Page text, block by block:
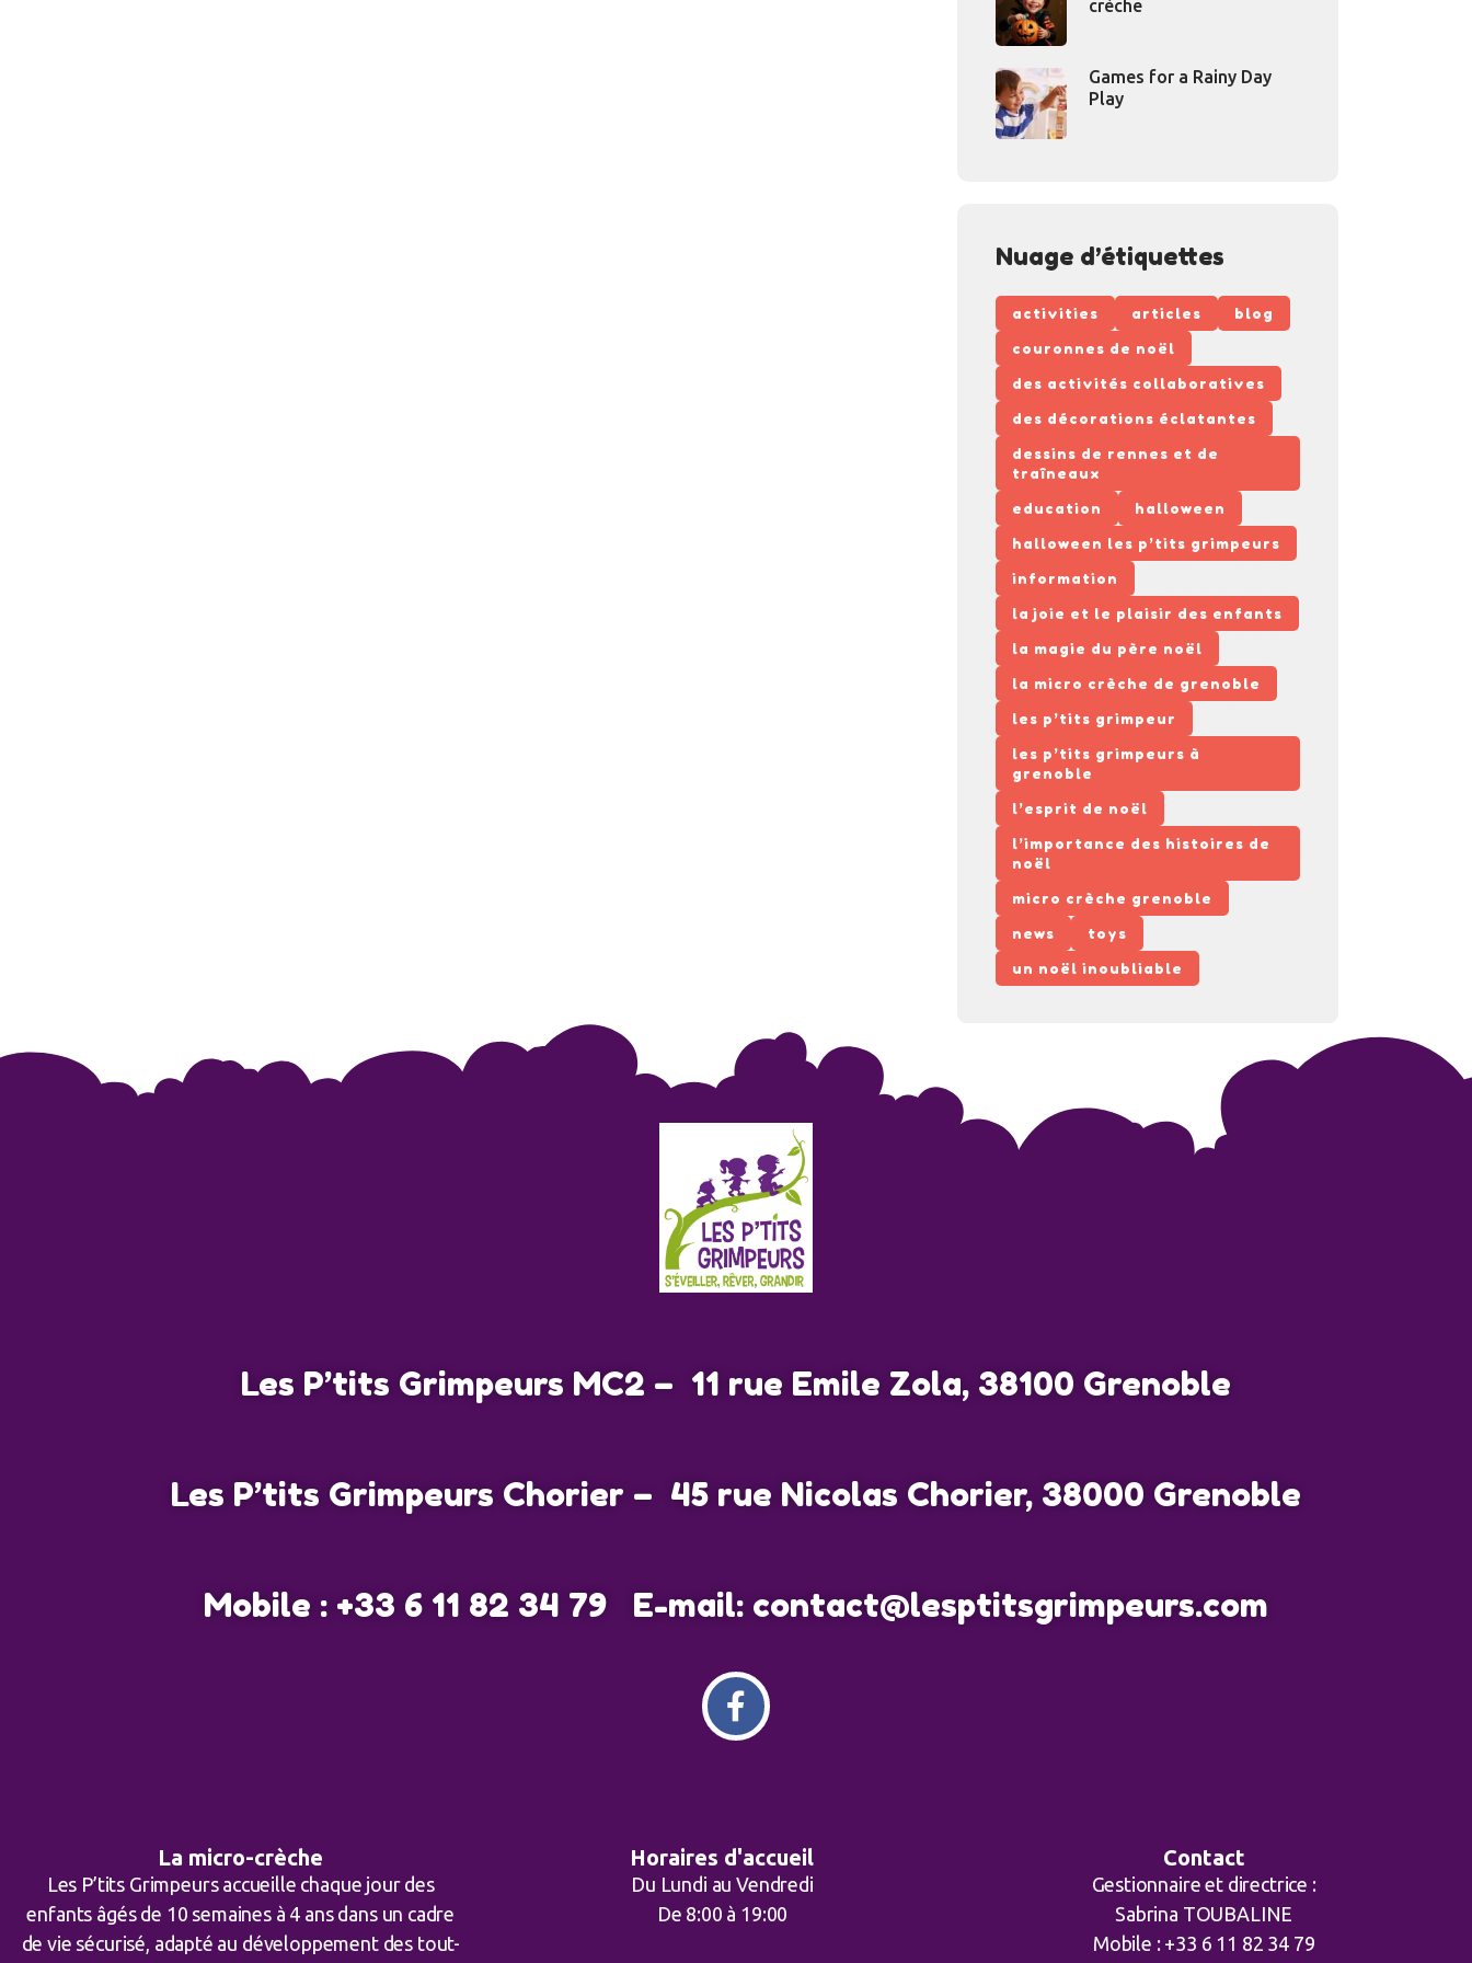
crèche
Games for a Rainy Day
Play
Nuage d’étiquettes
activities articles
blog
couronnes de noël
des activités collaboratives
des décorations éclatantes
dessins de rennes et de
traîneaux
education
halloween
halloween les p’tits grimpeurs
information
la joie et le plaisir des enfants
la magie du père noël
la micro crèche de grenoble
les p’tits grimpeur
les p’tits grimpeurs à
grenoble
l’esprit de noël
l’importance des histoires de
noël
micro crèche grenoble
news
toys
un noël inoubliable
Les P’tits Grimpeurs MC2 – 11 rue Emile Zola, 38100 Grenoble
Les P’tits Grimpeurs Chorier – 45 rue Nicolas Chorier, 38000 Grenoble
Mobile : +33 6 11 82 34 79 E-mail: contact@lesptitsgrimpeurs.com
La micro-crèche
Les P’tits Grimpeurs accueille chaque jour des
enfants âgés de 10 semaines à 4 ans dans un cadre
de vie sécurisé, adapté au développement des tout-
Horaires d'accueil
Du Lundi au Vendredi
De 8:00 à 19:00
Contact
Gestionnaire et directrice :
Sabrina TOUBALINE
Mobile : +33 6 11 82 34 79